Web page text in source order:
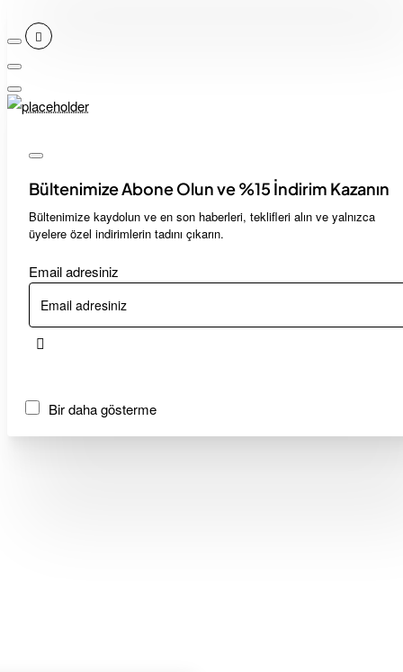
Bültenimize Abone Olun ve %15 İndirim Kazanın
Bültenimize kaydolun ve en son haberleri, teklifleri alın ve yalnızca
üyelere özel indirimlerin tadını çıkarın.
Email adresiniz
Bir daha gösterme